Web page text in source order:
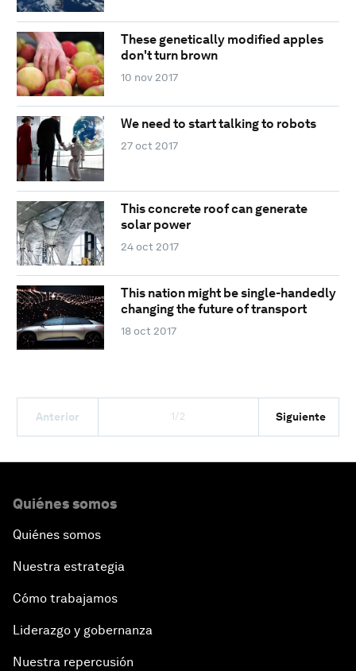
These genetically modified apples
don't turn brown
10 nov 2017
We need to start talking to robots
27 oct 2017
This concrete roof can generate
solar power
24 oct 2017
This nation might be single-handedly
changing the future of transport
18 oct 2017
Anterior 1/2 Siguiente
Quiénes somos
Quiénes somos
Nuestra estrategia
Cómo trabajamos
Liderazgo y gobernanza
Nuestra repercusión